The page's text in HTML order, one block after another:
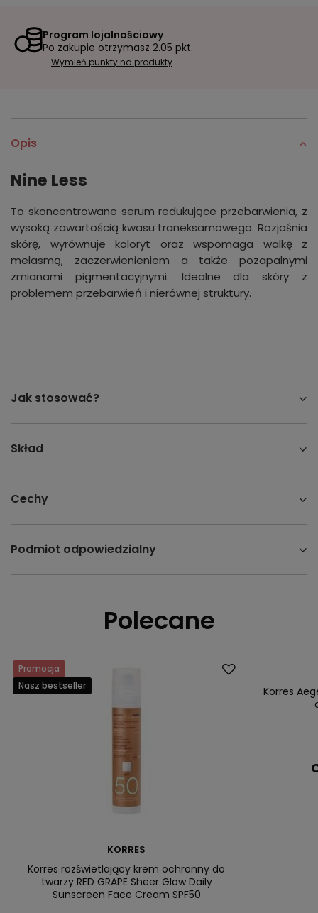
Program lojalnościowy
Po zakupie otrzymasz 2.05 pkt.
Wymień punkty na produkty
Opis
Nine Less
To skoncentrowane serum redukujące przebarwienia, z
wysoką zawartością kwasu traneksamowego. Rozjaśnia
skórę, wyrównuje koloryt oraz wspomaga walkę z
melasmą, zaczerwienieniem a także pozapalnymi
zmianami pigmentacyjnymi. Idealne dla skóry z
problemem przebarwień i nierównej struktury.
Jak stosować?
Skład
Cechy
Podmiot odpowiedzialny
Polecane
Promocja
Nasz bestseller
KORRES
Korres rozświetlający krem ochronny do
twarzy RED GRAPE Sheer Glow Daily
Sunscreen Face Cream SPF50
Korres